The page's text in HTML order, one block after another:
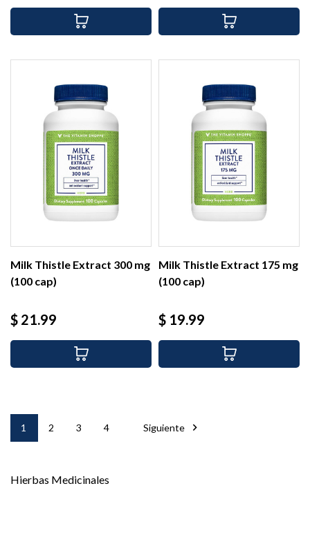
Milk Thistle Extract 300 mg
(100 cap)
Precio
$ 21.99
Milk Thistle Extract 175 mg
(100 cap)
Precio
$ 19.99
1 2 3 4 Siguiente 
Hierbas Medicinales